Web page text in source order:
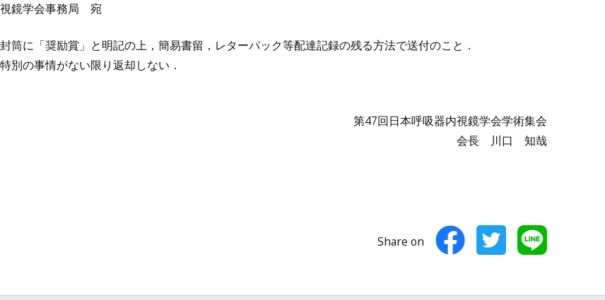
視鏡学会事務局 宛
筒に「奨励賞」と明記の上，簡易書留，レターパック等配達記録の残る方法で送付のこと．
別の事情がない限り返却しない．
第47回日本呼吸器内視鏡学会学術集会
会長 川口 知哉
Share on